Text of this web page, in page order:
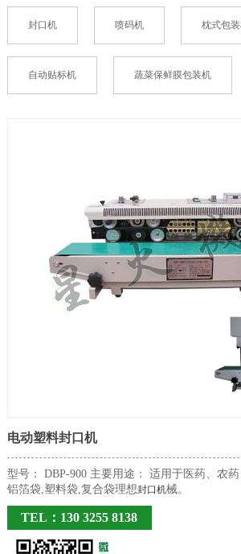
封口机 喷码机 枕式包
自动贴标机 蔬菜保鲜膜包装机
电动塑料封口机
型号： DBP-900 主要用途： 适用于医药、农
铝箔袋,塑料袋,复合袋理想封口机械。
TEL：130 3255 8138